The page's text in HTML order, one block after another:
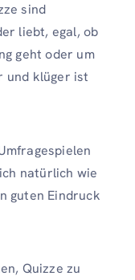
sind
liebt, egal, ob
geht oder um
und klüger ist
natürlich wie
guten Eindruck
Quizze zu